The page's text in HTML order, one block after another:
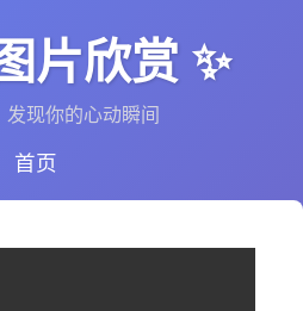
片欣赏 ✨
现你的心动瞬间
首页